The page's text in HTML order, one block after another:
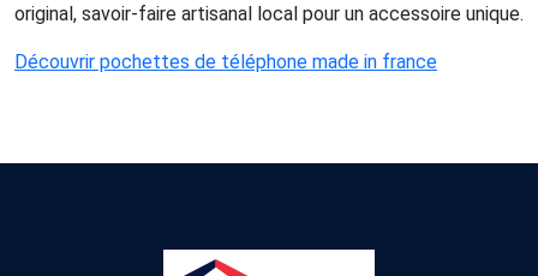
original, savoir-faire artisanal local pour un accessoire unique.
Découvrir pochettes de téléphone made in france